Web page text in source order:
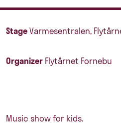
StageVarmesentralen,
Organizer Flytårnet Fornebu
Music show for kids.